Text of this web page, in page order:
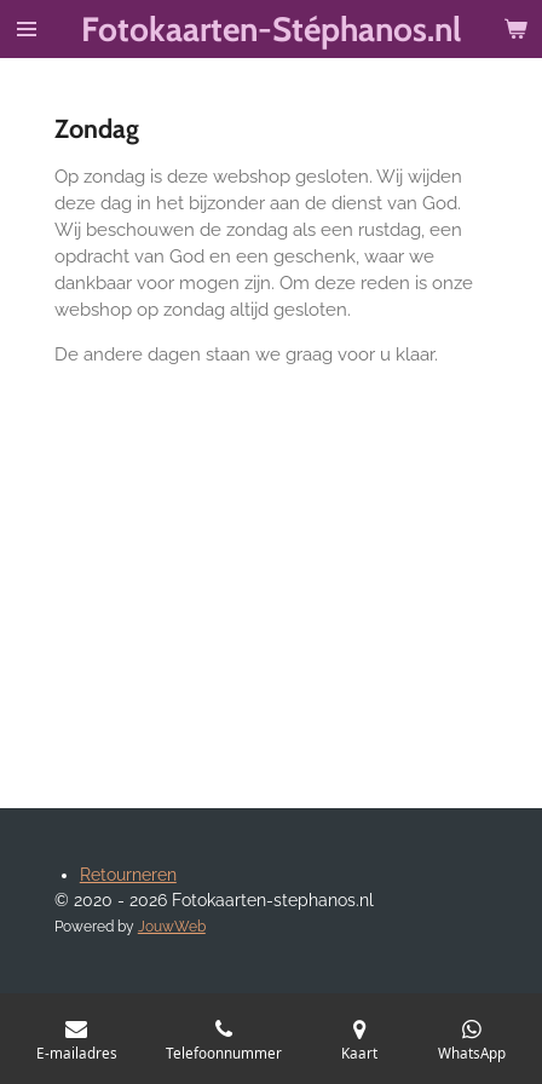
Ga
hoofdinhoud
Fotokaarten-Stéphanos.nl
Zondag
Op zondag is deze webshop gesloten. Wij wijden
deze dag in het bijzonder aan de dienst van God.
Wij beschouwen de zondag als een rustdag, een
opdracht van God en een geschenk, waar we
dankbaar voor mogen zijn. Om deze reden is onze
webshop op zondag altijd gesloten.
De andere dagen staan we graag voor u klaar.
Retourneren
© 2020 - 2026 Fotokaarten-stephanos.nl
Powered by JouwWeb
E-mailadres Telefoonnummer Kaart WhatsApp